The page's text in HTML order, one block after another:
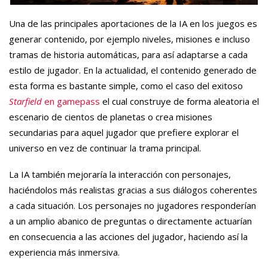
Una de las principales aportaciones de la IA en los juegos es
generar contenido, por ejemplo niveles, misiones e incluso
tramas de historia automáticas, para así adaptarse a cada
estilo de jugador. En la actualidad, el contenido generado de
esta forma es bastante simple, como el caso del exitoso
Starfield en gamepass el cual construye de forma aleatoria el
escenario de cientos de planetas o crea misiones
secundarias para aquel jugador que prefiere explorar el
universo en vez de continuar la trama principal.
La IA también mejoraría la interacción con personajes,
haciéndolos más realistas gracias a sus diálogos coherentes
a cada situación. Los personajes no jugadores responderían
a un amplio abanico de preguntas o directamente actuarían
en consecuencia a las acciones del jugador, haciendo así la
experiencia más inmersiva.